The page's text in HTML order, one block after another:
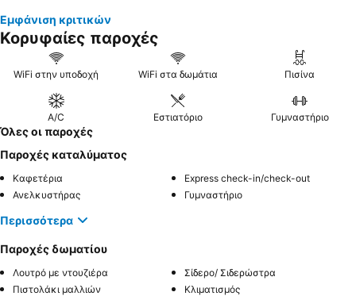
Εμφάνιση κριτικών
Κορυφαίες παροχές
WiFi στην υποδοχή WiFi στα δωμάτια Πισίνα
A/C Εστιατόριο Γυμναστήριο
Όλες οι παροχές
Παροχές καταλύματος
Καφετέρια
Express check-in/check-out
Ανελκυστήρας
Γυμναστήριο
Περισσότερα
Παροχές δωματίου
Λουτρό με ντουζιέρα
Σίδερο/ Σιδερώστρα
Πιστολάκι μαλλιών
Κλιματισμός